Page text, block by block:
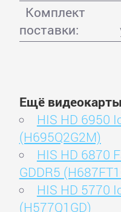
Комплект
поставки:
Ещё
HIS HD 6950
(H695Q2G2M)
HIS HD 6870
GDDR5
HIS HD 5770
(H577Q1GD)